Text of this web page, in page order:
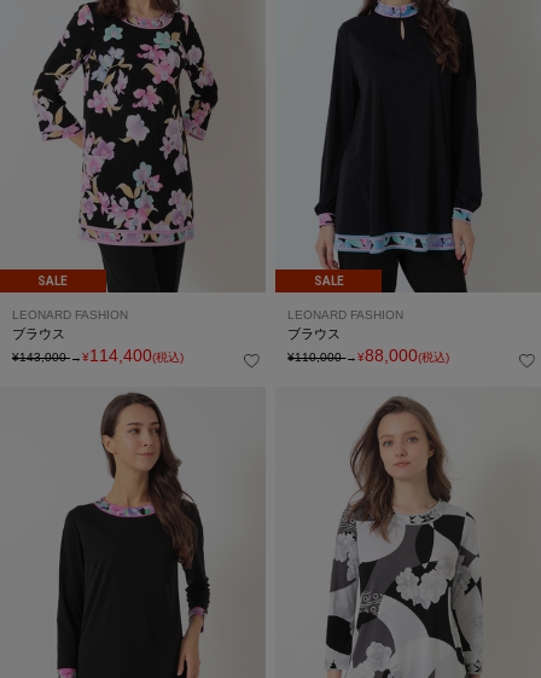
SALE
LEONARD FASHION
ブラウス
¥143,000→¥114,400(税込)
SALE
LEONARD FASHION
ブラウス
¥110,000→¥88,000(税込)